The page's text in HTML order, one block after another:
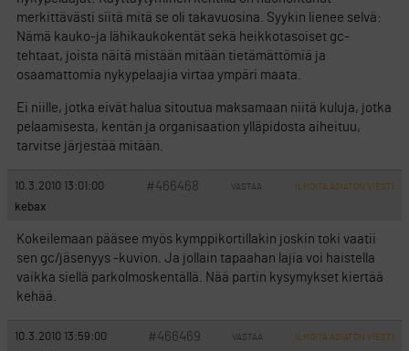
merkittävästi siitä mitä se oli takavuosina. Syykin lienee selvä:
Nämä kauko-ja lähikaukokentät sekä heikkotasoiset gc-
tehtaat, joista näitä mistään mitään tietämättömiä ja
osaamattomia nykypelaajia virtaa ympäri maata.
Ei niille, jotka eivät halua sitoutua maksamaan niitä kuluja, jotka
pelaamisesta, kentän ja organisaation ylläpidosta aiheituu,
tarvitse järjestää mitään.
10.3.2010 13:01:00 #466468 VASTAA ILMOITA ASIATON VIESTI
kebax
Kokeilemaan pääsee myös kymppikortillakin joskin toki vaatii
sen gc/jäsenyys -kuvion. Ja jollain tapaahan lajia voi haistella
vaikka siellä parkolmoskentällä. Nää partin kysymykset kiertää
kehää.
10.3.2010 13:59:00 #466469 VASTAA ILMOITA ASIATON VIESTI